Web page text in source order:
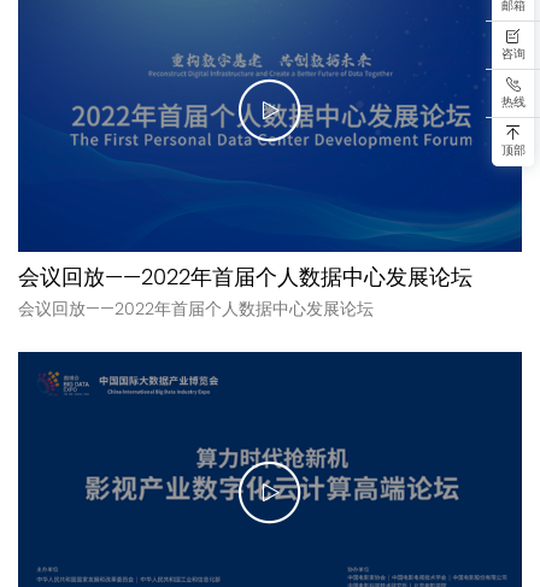
会议回放——2022年首届个人数据中心发展论坛
会议回放——2022年首届个人数据中心发展论坛
邮箱
咨询
热线
顶部